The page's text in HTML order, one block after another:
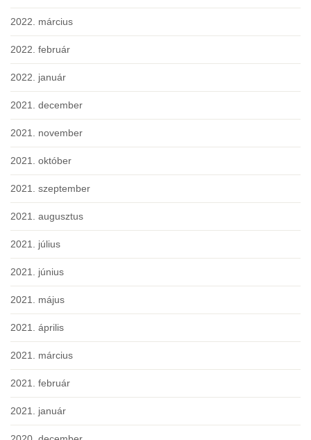
2022. március
2022. február
2022. január
2021. december
2021. november
2021. október
2021. szeptember
2021. augusztus
2021. július
2021. június
2021. május
2021. április
2021. március
2021. február
2021. január